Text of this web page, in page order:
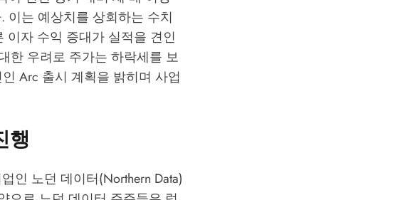
이는 예상치를 상회하는 수치
이자 수익 증대가 실적을 견인
한 우려로 주가는 하락세를 보
Arc 출시 계획을 밝히며 사업
행
인 노던 데이터(Northern Data)